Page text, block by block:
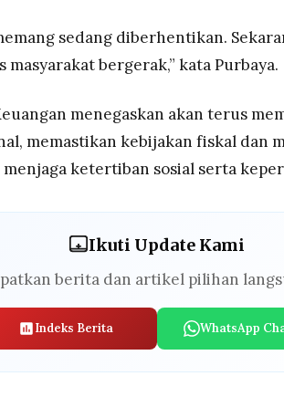
sedang diberhentikan.
masyarakat bergerak,” kata Purbaya.
menegaskan akan terus
memastikan kebijakan fiskal dan
ketertiban sosial serta
Ikuti Update Kami
berita dan artikel pilihan
Indeks Berita WhatsApp